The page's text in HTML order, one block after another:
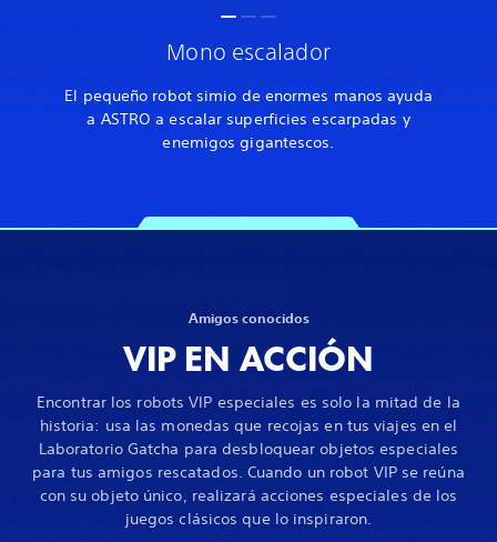
Mono escalador
El pequeño robot simio de enormes manos ayuda
a ASTRO a escalar superficies escarpadas y
enemigos gigantescos.
Amigos conocidos
VIP EN ACCIÓN
Encontrar los robots VIP especiales es solo la mitad de la
historia: usa las monedas que recojas en tus viajes en el
Laboratorio Gatcha para desbloquear objetos especiales
para tus amigos rescatados. Cuando un robot VIP se reúna
con su objeto único, realizará acciones especiales de los
juegos clásicos que lo inspiraron.